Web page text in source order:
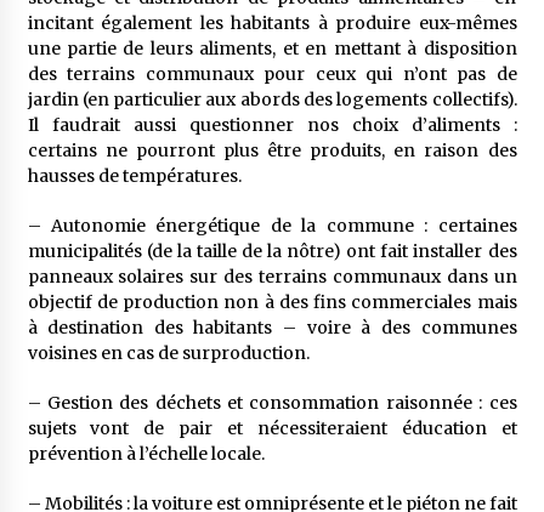
incitant également les habitants à produire eux-mêmes
une partie de leurs aliments, et en mettant à disposition
des terrains communaux pour ceux qui n’ont pas de
jardin (en particulier aux abords des logements collectifs).
Il faudrait aussi questionner nos choix d’aliments :
certains ne pourront plus être produits, en raison des
hausses de températures.
– Autonomie énergétique de la commune : certaines
municipalités (de la taille de la nôtre) ont fait installer des
panneaux solaires sur des terrains communaux dans un
objectif de production non à des fins commerciales mais
à destination des habitants – voire à des communes
voisines en cas de surproduction.
– Gestion des déchets et consommation raisonnée : ces
sujets vont de pair et nécessiteraient éducation et
prévention à l’échelle locale.
– Mobilités : la voiture est omniprésente et le piéton ne fait